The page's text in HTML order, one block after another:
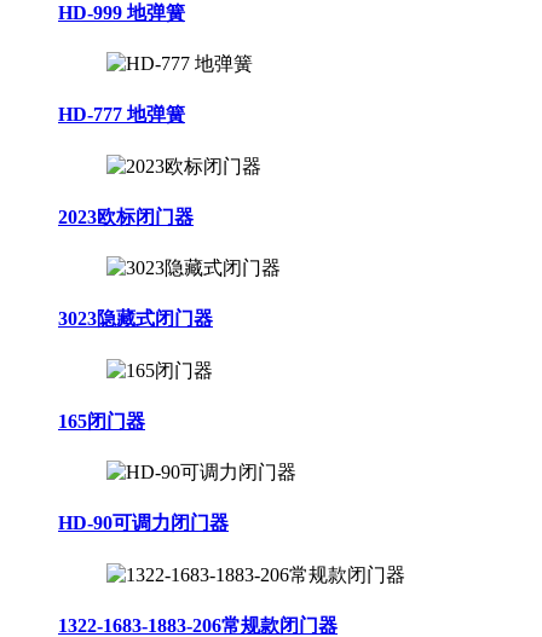
HD-999 地弹簧
HD-777 地弹簧
2023欧标闭门器
3023隐藏式闭门器
165闭门器
HD-90可调力闭门器
1322-1683-1883-206常规款闭门器